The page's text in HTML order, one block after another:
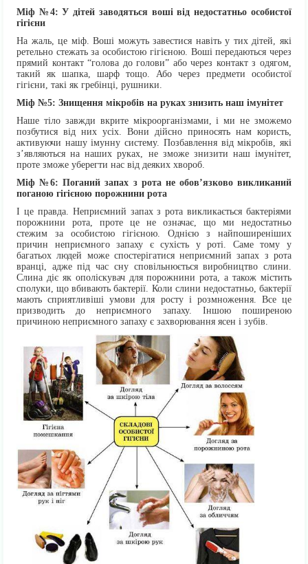
Міф №4: У дітей заводяться воші від недостатньо особистої
гігієни
На жаль, це міф. Воші можуть завестися навіть у тих дітей, які
ретельно стежать за особистою гігієною. Воші передаються через
прямий контакт “голова до голови” або через контакт з одягом,
такий як шапка, шарф тощо. Або через предмети особистої
гігієни, такі як гребінці, рушники.
Міф №5: Знищення мікробів на руках знизить наш імунітет
Наше тіло завжди вкрите мікроорганізмами, і ми не зможемо
позбутися від них усіх. Вони дійсно приносять нам користь,
активуючи нашу імунну систему. Позбавлення від мікробів, які
з’являються на наших руках, не зможе знизити наш імунітет,
проте зможе уберегти нас від деяких хвороб.
Міф №6: Поганий запах з рота не обов’язково викликаний
поганою гігієною порожнини рота
І це правда. Неприємний запах з рота викликається бактеріями
порожнини рота, проте це не означає, що ми недостатньо
стежим за особистою гігієною. Однією з найпоширеніших
причин неприємного запаху є сухість у роті. Саме тому у
багатьох людей може спостерігатися неприємний запах з рота
вранці, адже під час сну сповільнюється виробництво слини.
Слина діє як ополіскувач для порожнини рота, а також містить
сполуки, що вбивають бактерії. Коли слини недостатньо, бактерії
мають сприятливіші умови для росту і розмноження. Все це
призводить до неприємного запаху. Іншою поширеною
причиною неприємного запаху є захворювання ясен і зубів.